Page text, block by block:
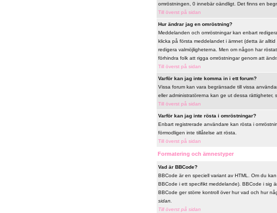
omröstningen, 0 innebär oändligt. Det finns en
Till överst på sidan
Hur ändrar jag en omröstning?
Meddelanden och omröstningar kan enbart
klicka på första meddelandet i ämnet (detta är
redigera valmöjligheterna. Men om någon har
förhindra folk att rigga omröstningar genom att
Till överst på sidan
Varför kan jag inte komma in i ett forum?
Vissa forum kan vara begränsade till vissa
eller administratörerna kan ge ut dessa rättigheter,
Till överst på sidan
Varför kan jag inte rösta i omröstningar?
Enbart registrerade användare kan rösta i
förmodligen inte tillåtelse att rösta.
Till överst på sidan
Formatering och ämnestyper
Vad är BBCode?
BBCode är en speciell variant av HTML. Om du
BBCode i ett specifikt meddelande). BBCode i sig
BBCode ger större kontroll över hur vad och hur
sidan.
Till överst på sidan